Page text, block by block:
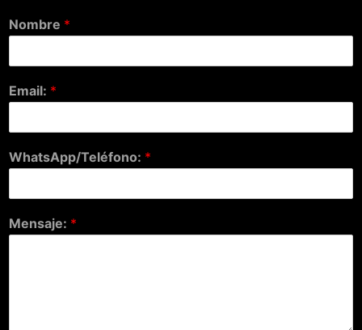
Nombre *
Email: *
WhatsApp/Teléfono: *
Mensaje: *